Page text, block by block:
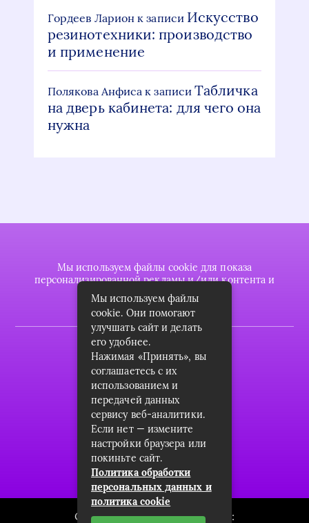
Гордеев Ларион к записи Искусство
резинотехники: производство
и применение
Полякова Анфиса к записиТабличка
на дверь кабинета: для чего она
нужна
Мы используем файлы cookie для показа
персонализированной рекламы и/или контента и
анализа нашего трафика.
2022 © plasttrubkomplekt.ru
Карта сайта
Контакты
О проекте
Пользовательское соглашение
Архив
Связаться с редакцией сайта:
Мы используем файлы
cookie. Они помогают
улучшать сайт и делать
его удобнее.
Нажимая «Принять», вы
соглашаетесь с их
использованием и
передачей данных
сервису веб-аналитики.
Если нет — измените
настройки браузера или
покиньте сайт.
Политика обработки
персональных данных и
политика cookie